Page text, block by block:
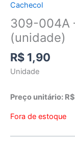
Cachecol
309-004A
(unidade)
R$ 1,90
Unidade
Preço unitário:
Fora de estoque